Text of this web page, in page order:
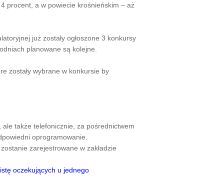
procent, a w powiecie krośnieńskim – aż
już zostały ogłoszone 3 konkursy
planowane są kolejne.
zostały wybrane w konkursie by
także telefonicznie, za pośrednictwem
oprogramowanie.
zarejestrowane w zakładzie
oczekujących u jednego